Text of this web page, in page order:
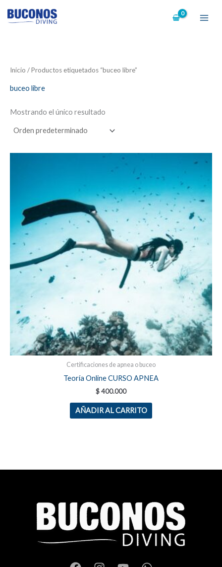
Inicio / Productos etiquetados “buceo libre”
buceo libre
Mostrando el único resultado
Certificaciones de apnea o buceo
Teoría Online CURSO APNEA
$400.000
AÑADIR AL CARRITO